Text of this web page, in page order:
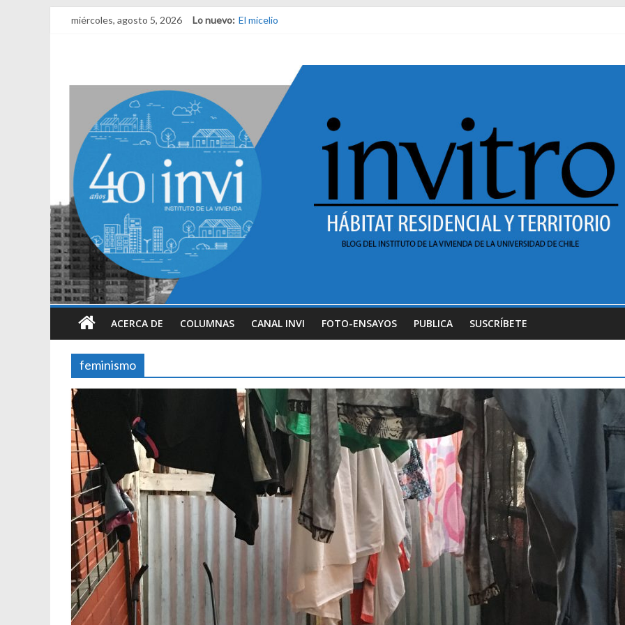
miércoles, agosto 5, 2026 Lo nuevo: El derecho a habitar
Una noche y el amanecer en Dignidad
¿Qué es el habitar? Sesión 1 de ciclo de conversatorios 40 años INVI
ACERCA DE COLUMNAS CANAL INVI FOTO-ENSAYOS PUBLICA SUSCRÍBETE
feminismo
Foto-ensayos Habitar la memoria
Breve trilogía de un espacio-
Sandra Rivera
Foto-ensayos
Una noche y el amanecer
Dignidad
16 octubre 2025 Sandra Rivera